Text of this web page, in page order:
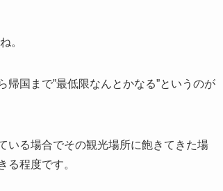
。
国まで”最低限なんとかなる”というのが
いる場合でその観光場所に飽きてきた場
る程度です。